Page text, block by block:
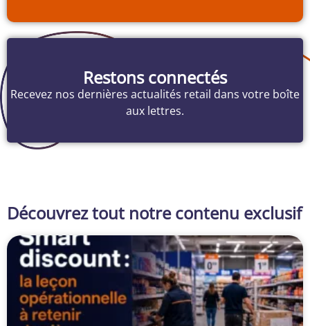
Restons connectés
Recevez nos dernières actualités retail dans votre boîte
aux lettres.
Découvrez tout notre contenu exclusif